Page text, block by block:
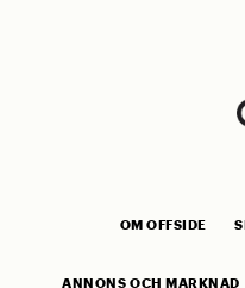
OM OFFSIDE
ANNONS OCH MARKNAD